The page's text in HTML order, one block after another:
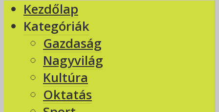
Kezdőlap
Kategóriák
Gazdaság
Nagyvilág
Kultúra
Oktatás